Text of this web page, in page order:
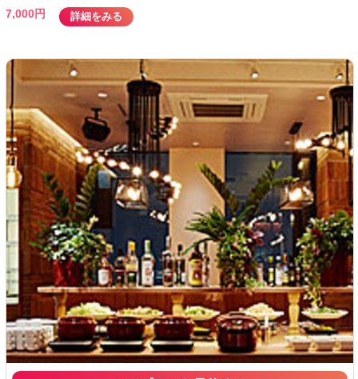
7,000円 詳細をみる